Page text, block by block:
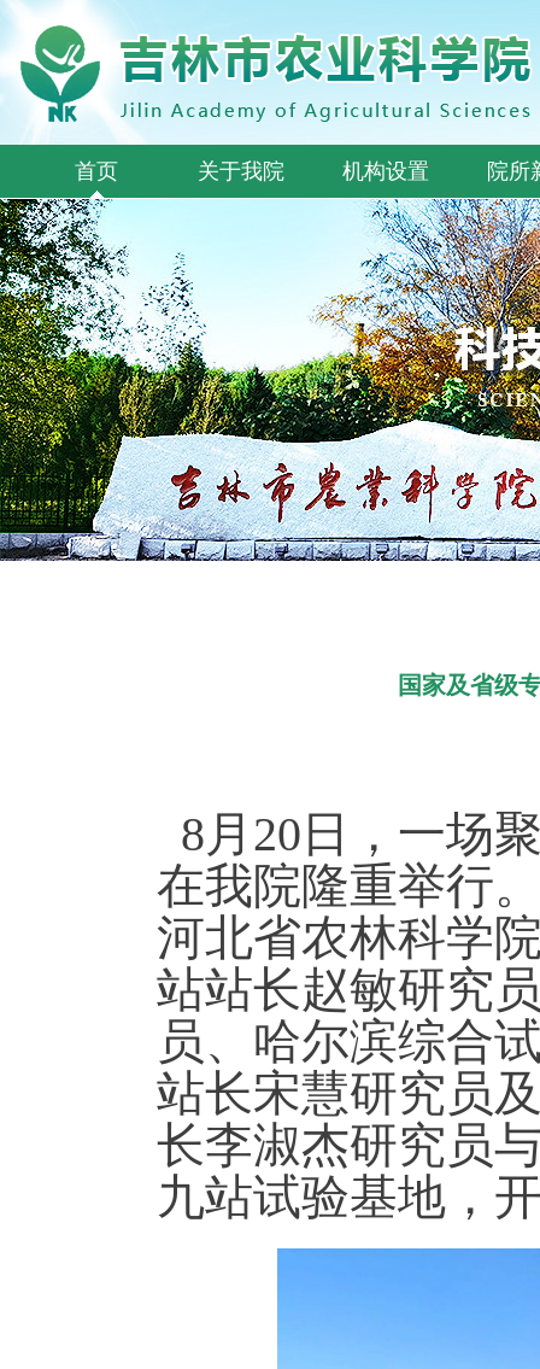
首页 关于我院 机构设置 院所
国家及省级
8月20日，一场
在我院隆重举行
河北省农林科学
站站长赵敏研究
员、哈尔滨综合
站长宋慧研究员
长李淑杰研究员
九站试验基地，